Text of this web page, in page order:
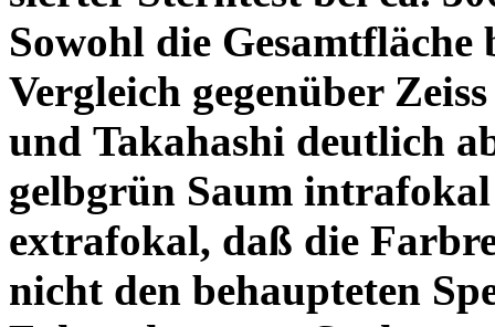
Sowohl die
Vergleich gegenüber Zeiss
und Takahashi deutlich
gelbgrün Saum
extrafokal, daß die
nicht den behaupteten